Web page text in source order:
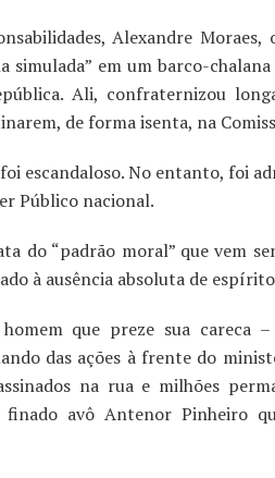
Alexandre
simulada” em um barco-
Ali, confraternizou
de forma isenta, na
escandaloso. No entanto, foi
Público nacional.
do “padrão moral” que vem
à ausência absoluta de
que preze sua careca –
das ações à frente do
na rua e milhões
finado avô Antenor Pinheiro